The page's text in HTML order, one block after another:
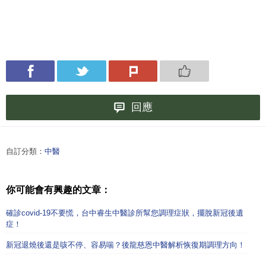
回應
自訂分類： 中醫
你可能會有興趣的文章：
確診covid-19不要慌，台中睿生中醫診所幫您調理症狀，擺脫新冠後遺
症！
新冠退燒後還是咳不停、容易喘？後龍慈恩中醫解析恢復期調理方向！